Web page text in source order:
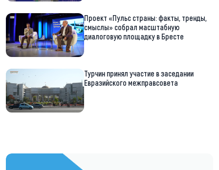
Проект «Пульс страны: факты, тренды,
смыслы» собрал масштабную
диалоговую площадку в Бресте
Турчин принял участие в заседании
Евразийского межправсовета
https://t.me/minskctvby